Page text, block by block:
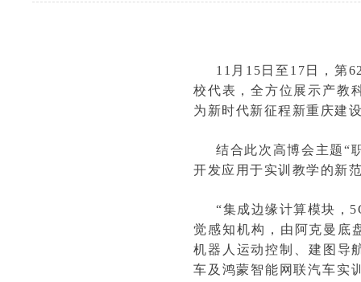
11月15日至17日，第
校代表，全方位展示产教
为新时代新征程新重庆建
结合此次高博会主题“
开发应用于实训教学的新
“集成边缘计算模块，
觉感知机构，由阿克曼底
机器人运动控制、建图导
车及鸿蒙智能网联汽车实